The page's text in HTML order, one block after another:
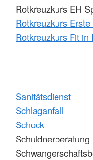
Rotkreuzkurs EH
Rotkreuzkurs Erste
Rotkreuzkurs Fit in
Sanitätsdienst
Schlaganfall
Schock
Schuldnerberatung